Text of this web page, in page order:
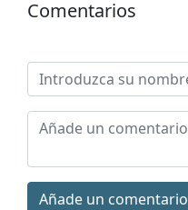
Comentarios
Añade un comentario